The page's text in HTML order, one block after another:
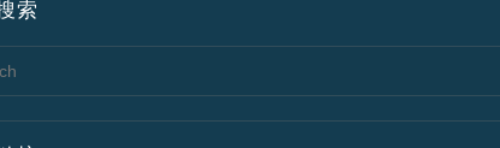
索